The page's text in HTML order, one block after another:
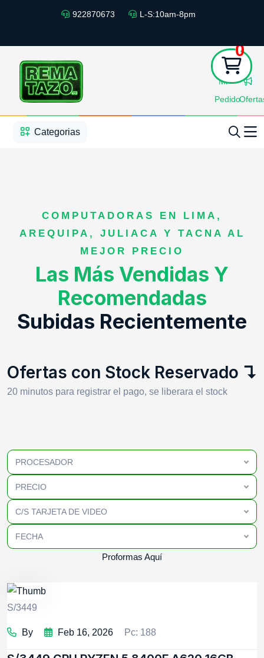
922870673 L-S:10am-8pm
Mi
Pedido
0
Categorias
COMPUTADORAS EN LIMA,
AREQUIPA, JULIACA Y TACNA AL
MEJOR PRECIO
Las Más Vendidas Y
Recomendadas
Subidas Recientemente
Ofertas con Stock Reservado ↴
20 minutos para registrar el pago, se liberara el stock
PROCESADOR
PRECIO
C/S TARJETA DE VIDEO
FECHA
Proformas Aquí
S/3449
By Feb 16, 2026 Pc: 188